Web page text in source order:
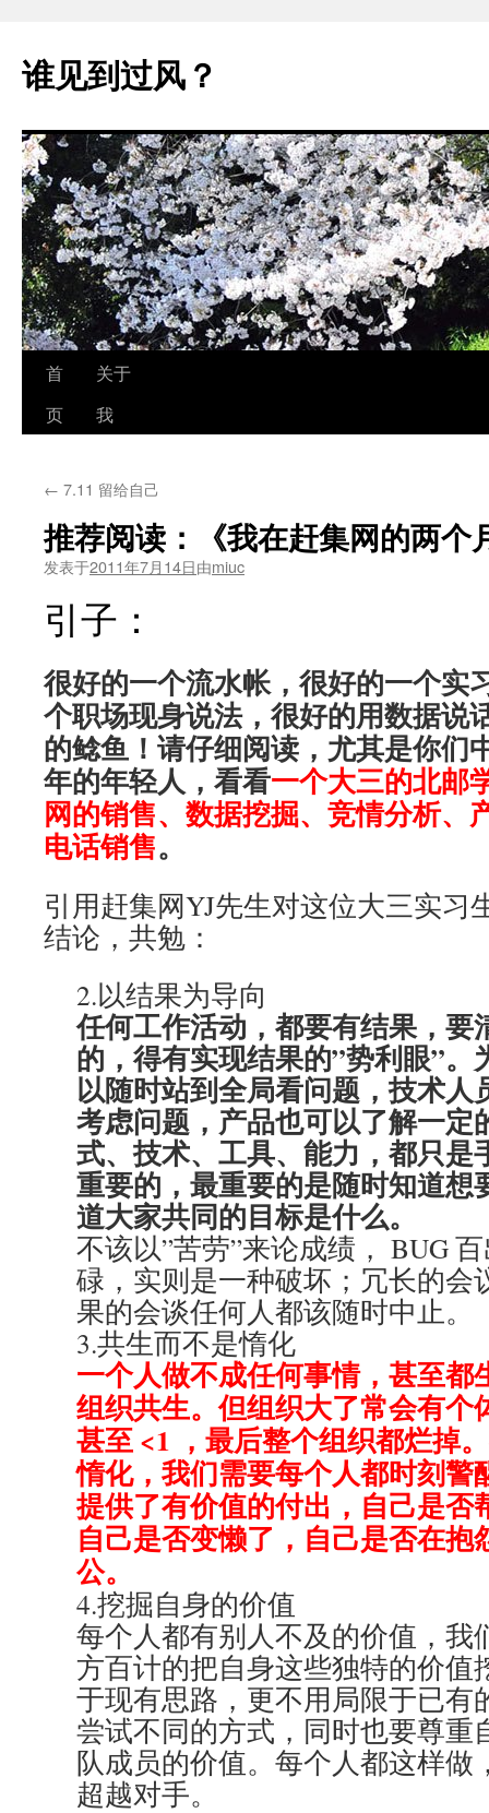
正
文
谁见到过风？
首
页
关于
我
← 7.11 留给自己
推荐阅读：《我在赶集网的两个
发表于2011年7月14日由miuc
引子：
很好的一个流水帐，很好的一个实
个职场现身说法，很好的用数据说
的鲶鱼！请仔细阅读，尤其是你们
年的年轻人，看看一个大三的北邮
网的销售、数据挖掘、竞情分析、
电话销售。
引用赶集网YJ先生对这位大三实习
结论，共勉：
2.以结果为导向
任何工作活动，都要有结果，要
的，得有实现结果的”势利眼”。
以随时站到全局看问题，技术人
考虑问题，产品也可以了解一定
式、技术、工具、能力，都只是
重要的，最重要的是随时知道想
道大家共同的目标是什么。
不该以”苦劳”来论成绩， BUG
碌，实则是一种破坏；冗长的会
果的会谈任何人都该随时中止
3.共生而不是惰化
一个人做不成任何事情，甚至都
组织共生。但组织大了常会有个
甚至 <1 ，最后整个组织都烂掉
惰化，我们需要每个人都时刻警
提供了有价值的付出，自己是否
自己是否变懒了，自己是否在抱
公。
4.挖掘自身的价值
每个人都有别人不及的价值，我
方百计的把自身这些独特的价值
于现有思路，更不用局限于已有
尝试不同的方式，同时也要尊重
队成员的价值。每个人都这样做
超越对手。